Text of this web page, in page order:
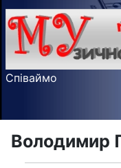
Співаймо
Володимир